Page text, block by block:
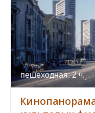
пешеходная: 2 ч.